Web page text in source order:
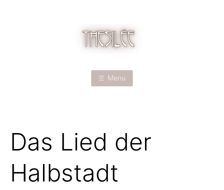
I
Menu
Das Lied der
Halbstadt